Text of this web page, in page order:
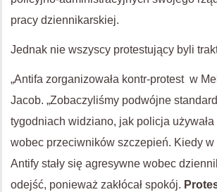
pracy dziennikarskiej.
Jednak nie wszyscy protestujący byli
„Antifa zorganizowała kontr-protest w
Jacob. „Zobaczyliśmy podwójne
tygodniach widziano, jak policja używała
wobec przeciwników szczepień. Kiedy w
Antify stały się agresywne wobec
odejść, ponieważ zakłócał spokój.